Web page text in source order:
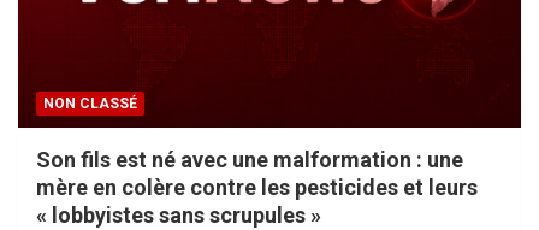
NON CLASSÉ
Son fils est né avec une malformation : une
mère en colère contre les pesticides et leurs
« lobbyistes sans scrupules »